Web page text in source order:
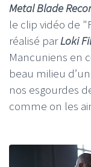
Metal Blade
le clip vidéo de
réalisé parLoki
Mancuniens en
beau milieu
nos esgourdes
comme on les